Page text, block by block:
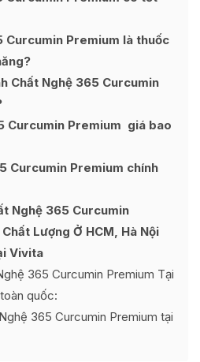
Curcumin Premium là thuốc
Chất Nghệ 365 Curcumin
Curcumin Premium giá bao
Curcumin Premium chính
Nghệ 365 Curcumin
Lượng Ở HCM, Hà Nội
Vivita
365 Curcumin Premium Tại
quốc:
365 Curcumin Premium tại